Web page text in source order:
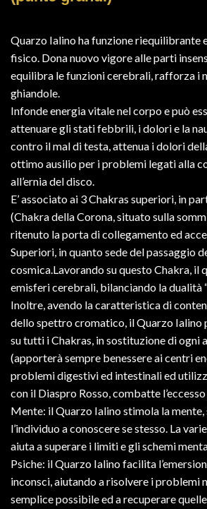
Quarzo Ialino ha funzione riequilibrante
fisico. Dona nuovo vigore alle parti
equilibra le funzioni cerebrali, rafforza i
ghiandole.
Infonde energia vitale nel corpo e può
attenuare gli stati febbrili, i dolori e la
contro il mal di testa, attenua i dolori
ottimo ausilio per i problemi legati alla
all’ernia del disco.
E’ associato ai 3 Chakras superiori, in
(Chakra della Corona, situato sulla
ritenuto la porta di collegamento ed
Superiori, in quanto sede del passaggio
cosmica.Lavorando su questo Chakra, il
emisferi cerebrali, bilanciando la dualità
Inoltre, avendo la caratteristica di
dello spettro cromatico, il Quarzo Ialino
su tutti i Chakras, in sostituzione di ogni
(apporterà sempre benessere ai centri
problemi digestivi ed intestinali ed
con il Diaspro Rosso, combatte
Mente: il Quarzo Ialino stimola la mente,
l’individuo a conoscere se stesso. La
aiuta a superare i limiti e gli schemi
Psiche: il Quarzo Ialino facilita
inconsci, aiutando a risolvere i problemi
semplice possibile ed a recuperare